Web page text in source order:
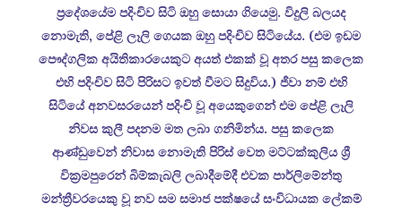
ප්‍රදේශයේම පදිංචිව සිටි ඔහු සොයා ගියෙමු. විදුලි බලයද
නොමැති, පේළි ලෑලි ගෙයක ඔහු පදිංචිව සිටියේය. (එම ඉඩම
පෞද්ගලික අයිතිකාරයෙකුට අයත් එකක් වූ අතර පසු කලෙක
එහි පදිංචිව සිටි පිරිසට ඉවත් වීමට සිදුවිය.) ජීවා නම් එහි
සිටියේ අනවසරයෙන් පදිංචි වූ අයෙකුගෙන් එම පේළි ලෑලි
නිවස කුලී පදනම මත ලබා ගනිමින්ය. පසු කලෙක
ආණ්ඩුවෙන් නිවාස නොමැති පිරිස් වෙත මට්ටක්කුලිය ශ්‍රී
වික්‍රමපුරෙන් බිම්කැබලි ලබාදීමේදී එවක පාර්ලිමේන්තු
මන්ත්‍රීවරයෙකු වූ නව සම සමාජ පක්ෂයේ සංවිධායක ලේකම්